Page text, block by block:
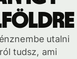
utalni
tudsz, ami